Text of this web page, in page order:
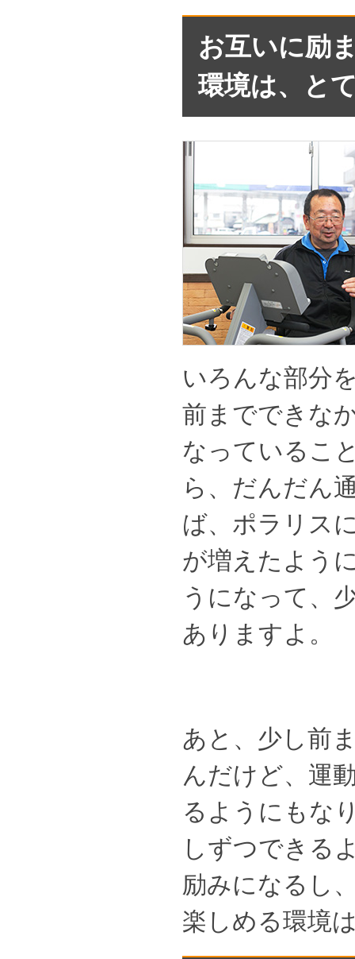
お互いに励
環境は、と
いろんな部分
前までできな
なっているこ
ら、だんだん
ば、ポラリス
が増えたよう
うになって、
ありますよ。
あと、少し前
んだけど、運
るようにもな
しずつできる
励みになるし
楽しめる環境